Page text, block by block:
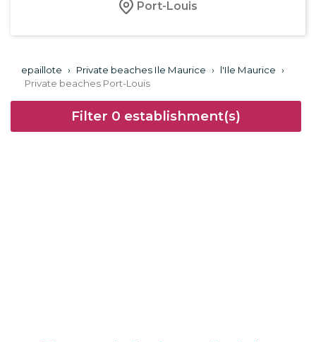
Port-Louis
epaillote › Private beaches Ile Maurice › l'Ile Maurice ›
Private beaches Port-Louis
Filter 0 establishment(s)